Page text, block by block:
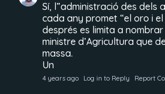
Sí, l”administració des dels
cada any promet “el oro i el
després es limita a nombrar
ministre d’Agricultura que
massa.
Un
4 years ago Log in to Reply Report